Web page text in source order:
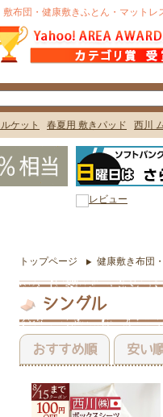
トップページ 健康敷き布団
シングル
おすすめ順 安い